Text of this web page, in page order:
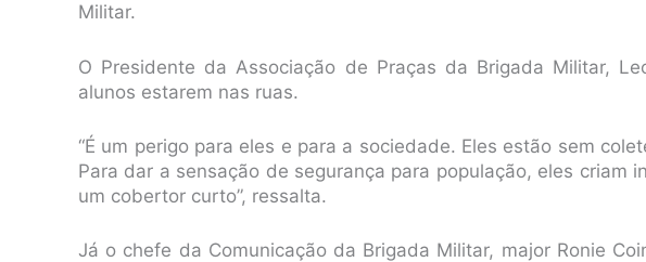
Militar.
O Presidente da Associação de Praças da Brigada Militar,
alunos estarem nas ruas.
“É um perigo para eles e para a sociedade. Eles estão sem
Para dar a sensação de segurança para população, eles criam
um cobertor curto”, ressalta.
Já o chefe da Comunicação da Brigada Militar, major Ronie